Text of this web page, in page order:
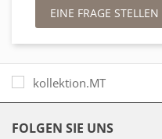
EINE FRAGE STELLEN
FOLGEN SIE UNS